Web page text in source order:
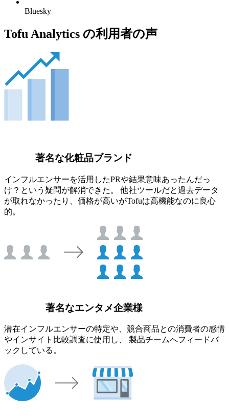
Bluesky
Tofu Analytics の利用者の声
著名な化粧品ブランド
インフルエンサーを活用したPRや結果意味あったんだっ
け？という疑問が解消できた。 他社ツールだと過去データ
が取れなかったり、価格が高いがTofuは高機能なのに良心
的。
著名なエンタメ企業様
潜在インフルエンサーの特定や、競合商品との消費者の感情
やインサイト比較調査に使用し、 製品チームへフィードバ
ックしている。